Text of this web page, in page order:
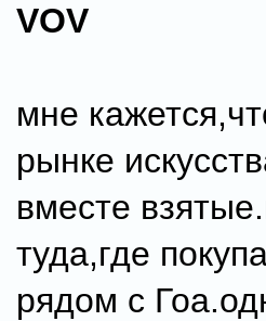
VOV
мне
рынке
вместе
туда,где
рядом с